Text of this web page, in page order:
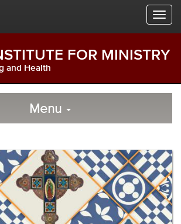
FOR MINISTRY
and Health
Menu